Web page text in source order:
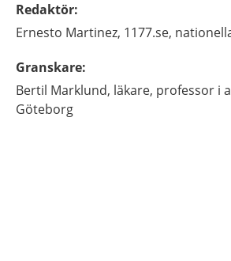
Redaktör:
Ernesto Martinez, 1177.se,
Granskare:
Bertil Marklund, läkare, professor i
Göteborg